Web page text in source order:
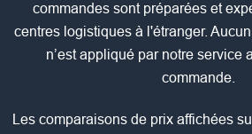
commandes sont préparées et
centres logistiques à l'étranger.
n’est appliqué par notre service
commande.
Les comparaisons de prix affichées